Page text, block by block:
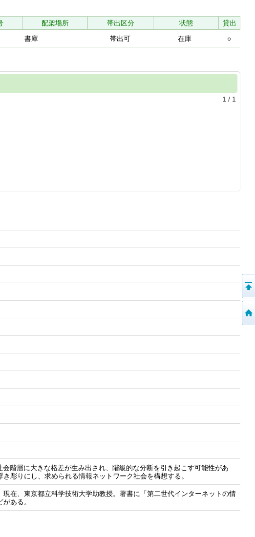
配架場所 帯出区分 状態
貸出
書庫 帯出可 在庫 ○
1 / 1
階層に大きな格差が生み出され、階級的な分断を引き起こす可能性があ
彫りにし、求められる情報ネットワーク社会を構想する。
在、東京都立科学技術大学助教授。著書に「第二世代インターネットの情
ある。